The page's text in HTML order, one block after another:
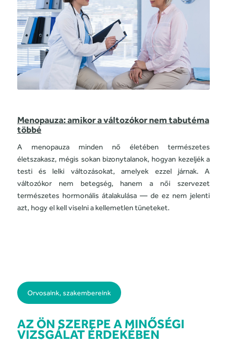
Menopauza: amikor a változókor nem tabutéma
többé
A menopauza minden nő életében természetes
életszakasz, mégis sokan bizonytalanok, hogyan kezeljék a
testi és lelki változásokat, amelyek ezzel járnak. A
változókor nem betegség, hanem a női szervezet
természetes hormonális átalakulása — de ez nem jelenti
azt, hogy el kell viselni a kellemetlen tüneteket.
Orvosaink, szakembereink
AZ ÖN SZEREPE A MINŐSÉGI
VIZSGÁLAT ÉRDEKÉBEN